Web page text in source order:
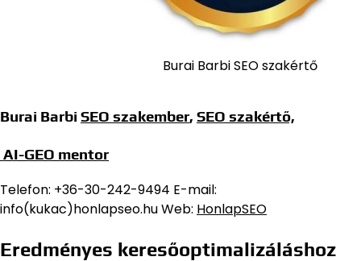
Burai Barbi SEO szakértő
Burai Barbi SEO szakember, SEO szakértő,
AI-GEO mentor
Telefon: +36-30-242-9494 E-mail:
info(kukac)honlapseo.hu Web: HonlapSEO
Eredményes keresőoptimalizáláshoz